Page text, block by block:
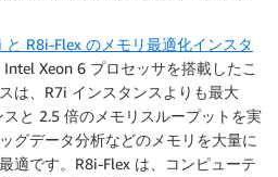
と R8i-Flex のメモリ最適化インスタ
Xeon 6 プロセッサを搭載したこ
は、R7i インスタンスよりも最大
と 2.5 倍のメモリスループットを実
グデータ分析などのメモリを大量に
適です。R8i-Flex は、コンピューテ